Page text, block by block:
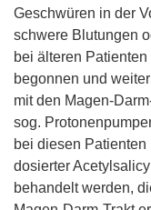
Geschwüren in der
schwere Blutungen
bei älteren
begonnen und
mit den Magen-
sog.
bei diesen
dosierter
behandelt werden,